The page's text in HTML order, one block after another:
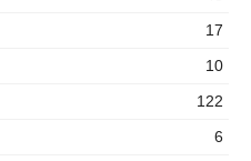
17
10
122
6